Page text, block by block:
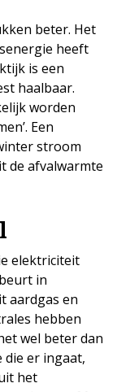
beter. Het
heeft
is een
haalbaar.
worden
Een
stroom
de afvalwarmte
elektriciteit
in
aardgas en
hebben
wel beter dan
die er ingaat,
het